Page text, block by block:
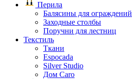
Перила
Балясины для ограждений
Заходные столбы
Поручни для лестниц
Текстиль
Ткани
Espocada
Silver Studio
Дом Caro